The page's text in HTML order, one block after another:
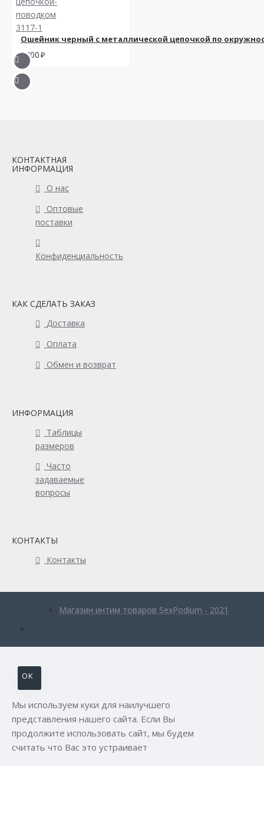
Ошейник черный с металлической цепочкой по
1400
КОНТАКТНАЯ
ИНФОРМАЦИЯ
О нас
Оптовые
поставки
Конфиденциальность
КАК СДЕЛАТЬ ЗАКАЗ
Доставка
Оплата
Обмен и возврат
ИНФОРМАЦИЯ
Таблицы
размеров
Часто
задаваемые
вопросы
КОНТАКТЫ
Контакты
Магазин интим товаров SexPodium - 2021
OK
Мы используем куки для наилучшего
представления нашего сайта. Если Вы
продолжите использовать сайт, мы будем
считать что Вас это устраивает